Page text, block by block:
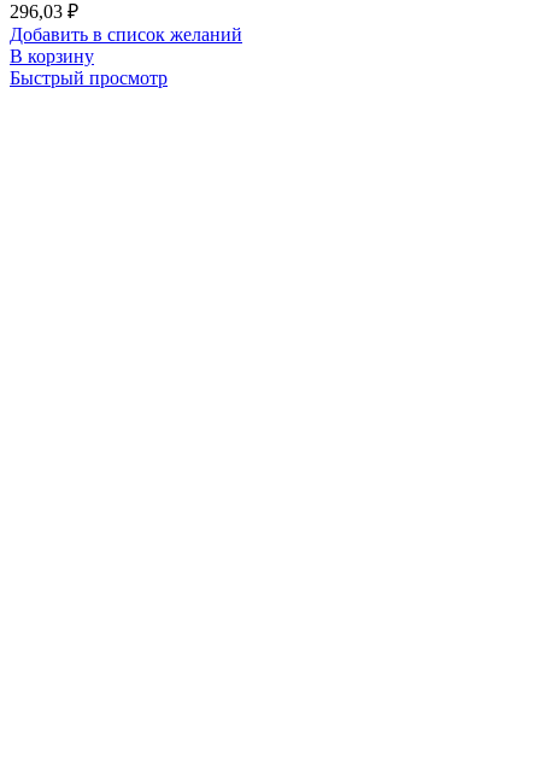
296,03 ₽
Добавить в список желаний
В корзину
Быстрый просмотр